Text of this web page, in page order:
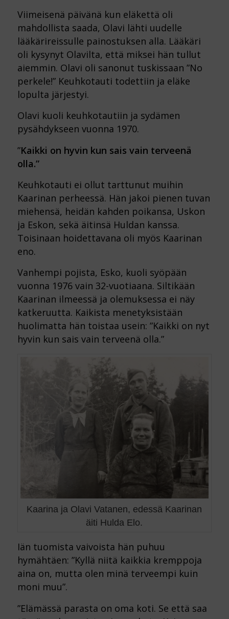
Viimeisenä päivänä kun eläkettä oli
mahdollista saada, Olavi lähti uudelle
lääkärireissulle painostuksen alla. Lääkäri
oli kysynyt Olavilta, että miksei hän tullut
aiemmin. Olavi oli sanonut tuskissaan ”No
perkele!” Keuhkotauti todettiin ja eläke
lopulta järjestyi.
Olavi kuoli keuhkotautiin ja sydämen
pysähdykseen vuonna 1970.
”Kaikki on hyvin kun sais vain terveenä
olla.”
Keuhkotauti ei ollut tarttunut muihin
Kaarinan perheessä. Hän jakoi pienen tuvan
miehensä, heidän kahden poikansa, Uskon
ja Eskon, sekä äitinsä Huldan kanssa.
Toisinaan hoidettavana oli myös Kaarinan
eno.
Vanhempi pojista, Esko, kuoli syöpään
vuonna 1976 vain 32-vuotiaana. Siltikään
Kaarinan ilmeessä ja olemuksessa ei näy
katkeruutta. Kaikista menetyksistään
huolimatta hän toistaa usein: ”Kaikki on nyt
hyvin kun sais vain terveenä olla.”
Kaarina ja Olavi Vatanen, edessä Kaarinan
äiti Hulda Elo.
Iän tuomista vaivoista hän puhuu
hymähtäen: ”Kyllä niitä kaikkia kremppoja
aina on, mutta olen minä terveempi kuin
moni muu”.
”Elämässä parasta on oma koti. Se että saa